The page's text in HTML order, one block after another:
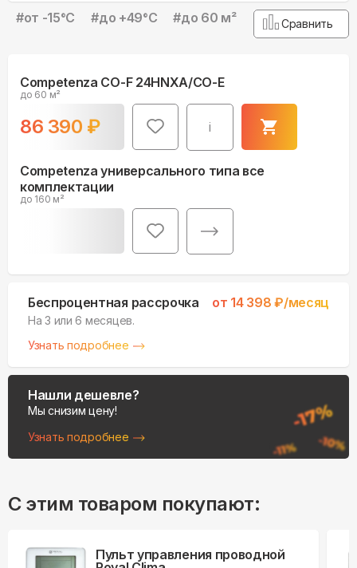
#от -15°С #до +49°С #до 60 м² Сравнить
Competenza CO-F 24HNXA/CO-E
до 60 м²
86 390 ₽ i
Competenza универсального типа все
комплектации
до 160 м²
Беспроцентная рассрочка от 14 398 ₽/месяц
На 3 или 6 месяцев.
Узнать подробнее
Нашли дешевле?
Мы снизим цену!
Узнать подробнее
С этим товаром покупают:
Пульт управления проводной